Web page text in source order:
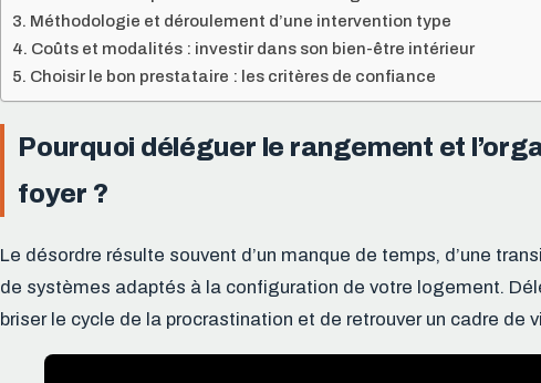
Méthodologie et déroulement d’une intervention type
Coûts et modalités : investir dans son bien-être intérieur
Choisir le bon prestataire : les critères de confiance
Pourquoi déléguer le rangement et
foyer ?
Le désordre résulte souvent d’un manque de temps, d’une
de systèmes adaptés à la configuration de votre logement.
briser le cycle de la procrastination et de retrouver un cadre de